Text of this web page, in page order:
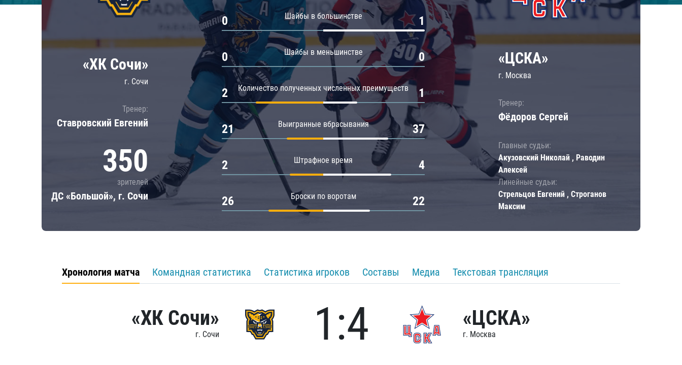
Локомотив
ЦСКА
Шанхайские Драконы
Амур
Барыс
Салават Юлаев
«ХК Сочи»
г. Сочи
Тренер:
Ставровский Евгений
350
зрителей
ДС «Большой», г. Сочи
Шайбы в большинстве
0 1
Шайбы в меньшинстве
0 0
Количество полученных численных преимуществ
2 1
Выигранные вбрасывания
21 37
Штрафное время
2 4
Броски по воротам
26 22
«ЦСКА»
г. Москва
Тренер:
Фёдоров Сергей
Главные судьи:
Акузовский Николай , Раводин
Алексей
Линейные судьи:
Стрельцов Евгений , Строганов
Максим
Хронология матча Командная статистика Статистика игроков Составы Медиа Текстовая трансляция
«ХК Сочи»
г. Сочи 1:4 «ЦСКА»
г. Москва